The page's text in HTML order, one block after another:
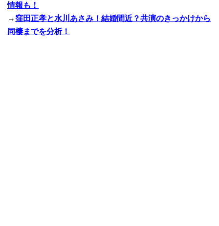
情報も！
→窪田正孝と水川あさみ！結婚間近？共演のきっかけから
同棲までを分析！